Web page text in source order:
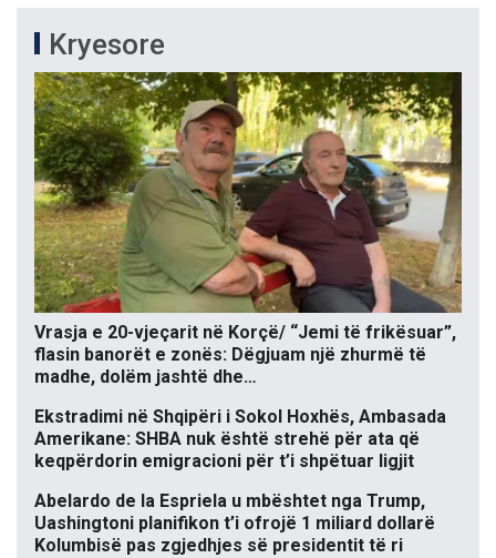
Kryesore
Vrasja e 20-vjeçarit në Korçë/ “Jemi të frikësuar”,
flasin banorët e zonës: Dëgjuam një zhurmë të
madhe, dolëm jashtë dhe…
Ekstradimi në Shqipëri i Sokol Hoxhës, Ambasada
Amerikane: SHBA nuk është strehë për ata që
keqpërdorin emigracioni për t’i shpëtuar ligjit
Abelardo de la Espriela u mbështet nga Trump,
Uashingtoni planifikon t’i ofrojë 1 miliard dollarë
Kolumbisë pas zgjedhjes së presidentit të ri